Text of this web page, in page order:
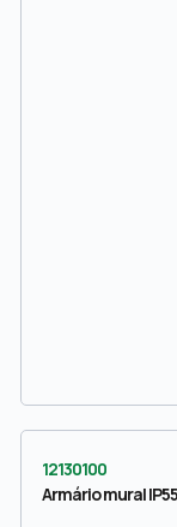
12130100
Armário mural